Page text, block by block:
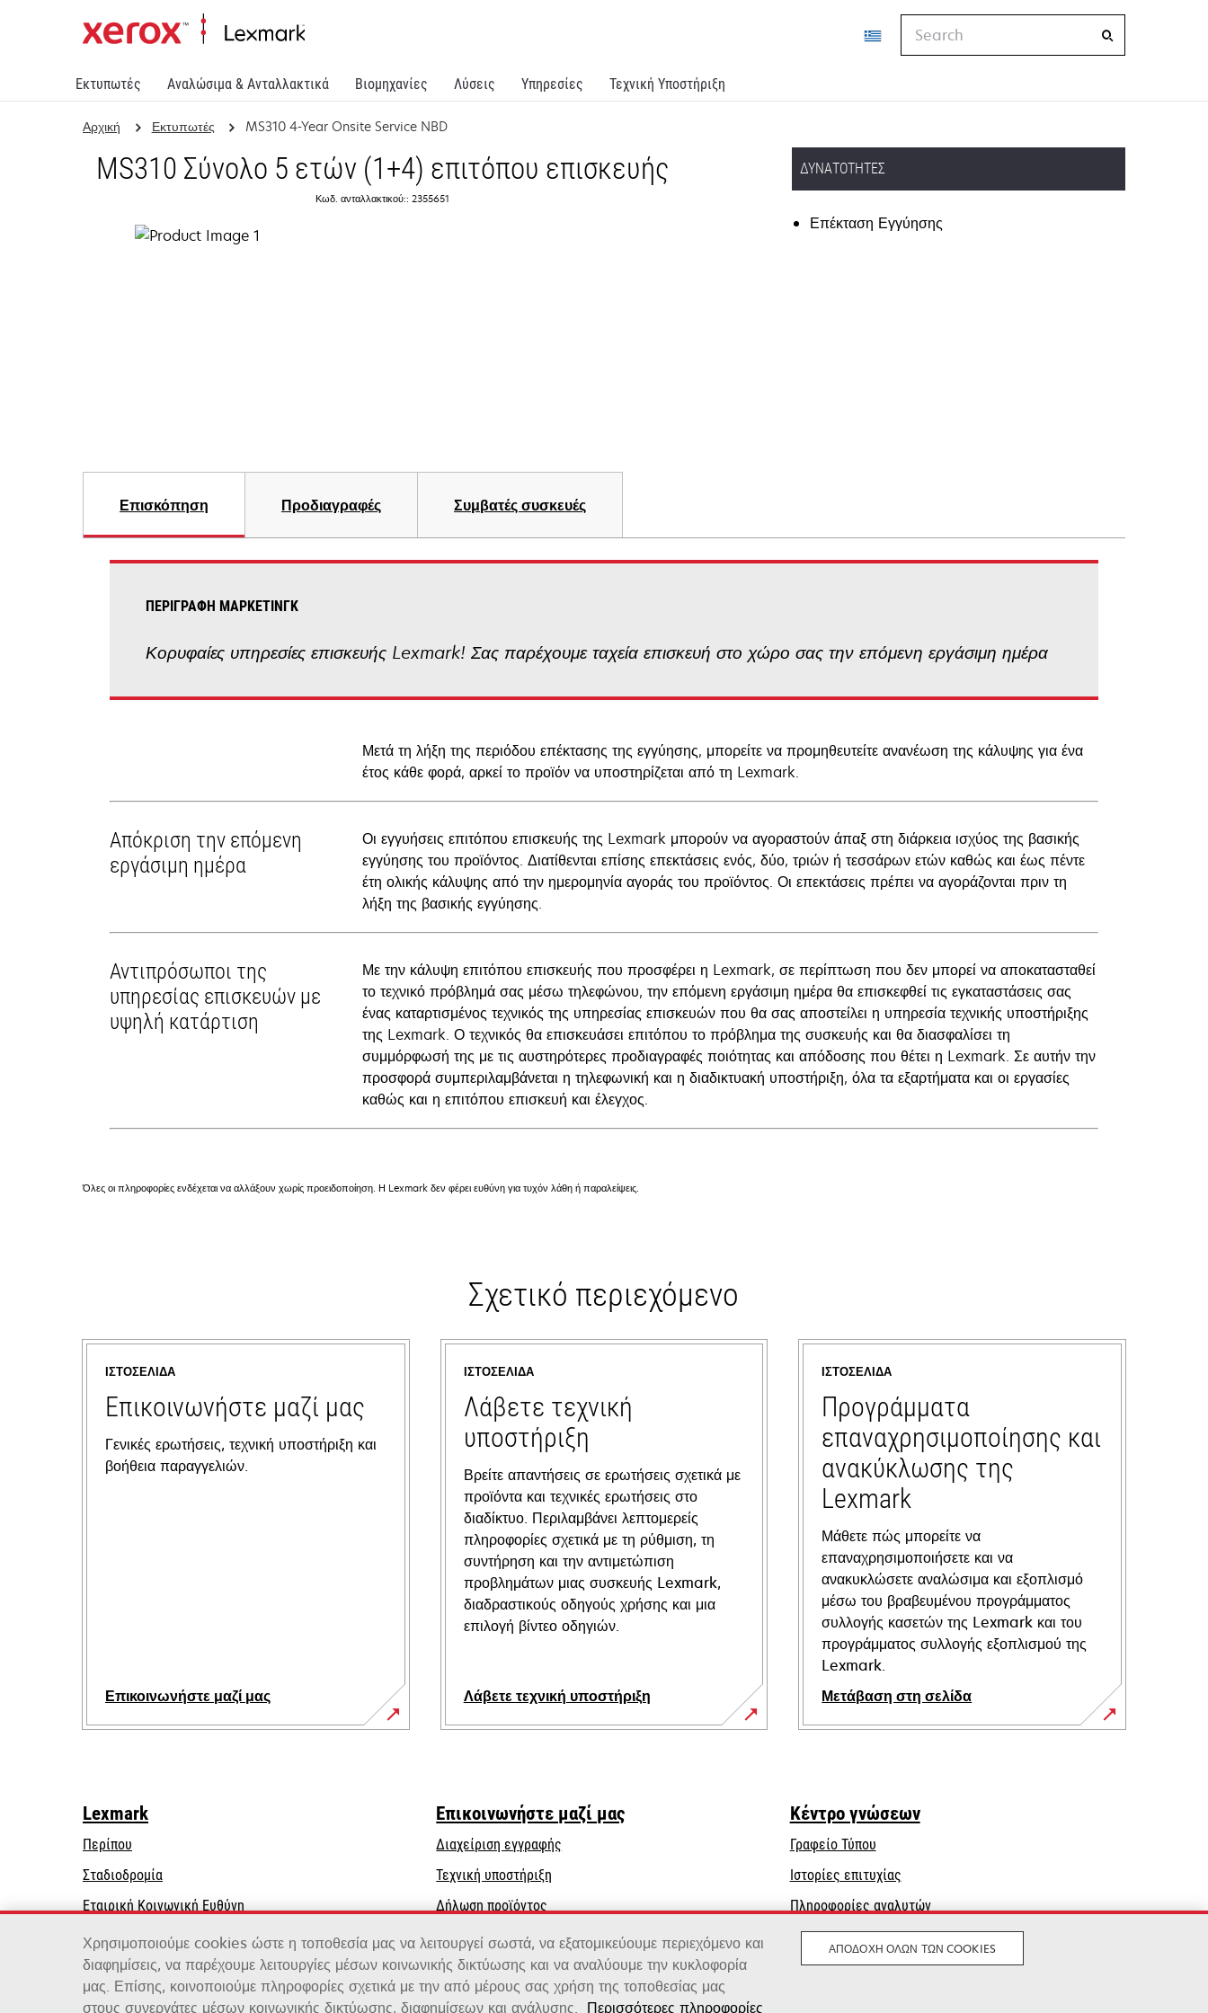
Εκτυπωτές Αναλώσιμα & Ανταλλακτικά Βιομηχανίες Λύσεις Υπηρεσίες Τεχνική Υποστήριξη
Αρχική Εκτυπωτές MS310 4-Year Onsite Service NBD
MS310 Σύνολο 5 ετών (1+4) επιτόπου επισκευής
Κωδ. ανταλλακτικού:: 2355651
ΔΥΝΑΤΌΤΗΤΕΣ
Επέκταση Εγγύησης
Επισκόπηση Προδιαγραφές Συμβατές συσκευές
ΠΕΡΙΓΡΑΦΉ ΜΆΡΚΕΤΙΝΓΚ
Κορυφαίες υπηρεσίες επισκευής Lexmark! Σας παρέχουμε ταχεία επισκευή στο χώρο σας την επόμενη εργάσιμη ημέρα
Μετά τη λήξη της περιόδου επέκτασης της εγγύησης, μπορείτε να προμηθευτείτε ανανέωση της κάλυψης για ένα
έτος κάθε φορά, αρκεί το προϊόν να υποστηρίζεται από τη Lexmark.
Απόκριση την επόμενη
εργάσιμη ημέρα
Οι εγγυήσεις επιτόπου επισκευής της Lexmark μπορούν να αγοραστούν άπαξ στη διάρκεια ισχύος της βασικής
εγγύησης του προϊόντος. Διατίθενται επίσης επεκτάσεις ενός, δύο, τριών ή τεσσάρων ετών καθώς και έως πέντε
έτη ολικής κάλυψης από την ημερομηνία αγοράς του προϊόντος. Οι επεκτάσεις πρέπει να αγοράζονται πριν τη
λήξη της βασικής εγγύησης.
Αντιπρόσωποι της
υπηρεσίας επισκευών με
υψηλή κατάρτιση
Με την κάλυψη επιτόπου επισκευής που προσφέρει η Lexmark, σε περίπτωση που δεν μπορεί να αποκατασταθεί
το τεχνικό πρόβλημά σας μέσω τηλεφώνου, την επόμενη εργάσιμη ημέρα θα επισκεφθεί τις εγκαταστάσεις σας
ένας καταρτισμένος τεχνικός της υπηρεσίας επισκευών που θα σας αποστείλει η υπηρεσία τεχνικής υποστήριξης
της Lexmark. Ο τεχνικός θα επισκευάσει επιτόπου το πρόβλημα της συσκευής και θα διασφαλίσει τη
συμμόρφωσή της με τις αυστηρότερες προδιαγραφές ποιότητας και απόδοσης που θέτει η Lexmark. Σε αυτήν την
προσφορά συμπεριλαμβάνεται η τηλεφωνική και η διαδικτυακή υποστήριξη, όλα τα εξαρτήματα και οι εργασίες
καθώς και η επιτόπου επισκευή και έλεγχος.
Όλες οι πληροφορίες ενδέχεται να αλλάξουν χωρίς προειδοποίηση. Η Lexmark δεν φέρει ευθύνη για τυχόν λάθη ή παραλείψεις.
Σχετικό περιεχόμενο
ΙΣΤΟΣΕΛΊΔΑ
Επικοινωνήστε μαζί μας
Γενικές ερωτήσεις, τεχνική υποστήριξη και
βοήθεια παραγγελιών.
Επικοινωνήστε μαζί μας
ΙΣΤΟΣΕΛΊΔΑ
Λάβετε τεχνική
υποστήριξη
Βρείτε απαντήσεις σε ερωτήσεις σχετικά με
προϊόντα και τεχνικές ερωτήσεις στο
διαδίκτυο. Περιλαμβάνει λεπτομερείς
πληροφορίες σχετικά με τη ρύθμιση, τη
συντήρηση και την αντιμετώπιση
προβλημάτων μιας συσκευής Lexmark,
διαδραστικούς οδηγούς χρήσης και μια
επιλογή βίντεο οδηγιών.
Λάβετε τεχνική υποστήριξη
opens
tab
ΙΣΤΟΣΕΛΊΔΑ
Προγράμματα
επαναχρησιμοποίησης και
ανακύκλωσης της
Lexmark
Μάθετε πώς μπορείτε να
επαναχρησιμοποιήσετε και να
ανακυκλώσετε αναλώσιμα και εξοπλισμό
μέσω του βραβευμένου προγράμματος
συλλογής κασετών της Lexmark και του
προγράμματος συλλογής εξοπλισμού της
Lexmark.
Μετάβαση στη σελίδα
Lexmark
Περίπου
Σταδιοδρομία
Εταιρική Κοινωνική Ευθύνη
a
new
tab
Βιωσιμότητα
Επικοινωνήστε μαζί μας
Διαχείριση εγγραφής
Τεχνική υποστήριξη
a
new
tab
Δήλωση προϊόντος
Βρείτε έναν αντιπρόσωπο
Κατάλογος χονδρεμπόρων
Κέντρο γνώσεων
Γραφείο Τύπου
Ιστορίες επιτυχίας
Πληροφορίες αναλυτών
Χρησιμοποιούμε cookies ώστε η τοποθεσία μας να λειτουργεί σωστά, να εξατομικεύουμε περιεχόμενο και
διαφημίσεις, να παρέχουμε λειτουργίες μέσων κοινωνικής δικτύωσης και να αναλύουμε την κυκλοφορία
μας. Επίσης, κοινοποιούμε πληροφορίες σχετικά με την από μέρους σας χρήση της τοποθεσίας μας
στους συνεργάτες μέσων κοινωνικής δικτύωσης, διαφημίσεων και ανάλυσης. Περισσότερες πληροφορίες
ΑΠΟΔΟΧΉ ΌΛΩΝ ΤΩΝ COOKIES